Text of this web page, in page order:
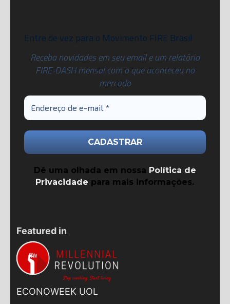
Entre de vez para o Movimento FIRE Brasil
Receba novidades em seu email e um relatório
FIRE-DASH mensal com o que aconteceu no
mercado
Dê uma olhada em nossa Política de
Privacidade para mais informações.
Featured in
ECONOWEEK UOL